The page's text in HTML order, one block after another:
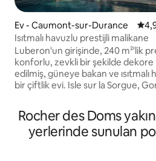
Ev - Caumont-sur-Durance 5
Isıtmalı havuzlu prestijli malikane
Luberon'un girişinde, 240 m²'lik
konforlu, zevkli bir şekilde dekore
edilmiş, güneye bakan ve ısıtmalı
bir çiftlik evi. Isle sur la Sorgue,
ziyaret etmek için mükemmel. Peyzajlı
park, güzel bir çim, zeytin ağaçları,
Provence amblemleri ve bir
sahası ile dekore edilmiştir. Sonbaharda,
Rocher des Doms
yerlerinde sunulan